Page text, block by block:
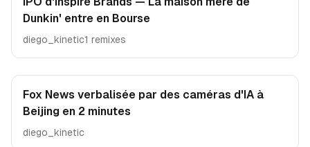
Dunkin' entre en Bourse
diego_kinetic1 remixes
Fox News verbalisée par des caméras d'IA à
Beijing en 2 minutes
diego_kinetic